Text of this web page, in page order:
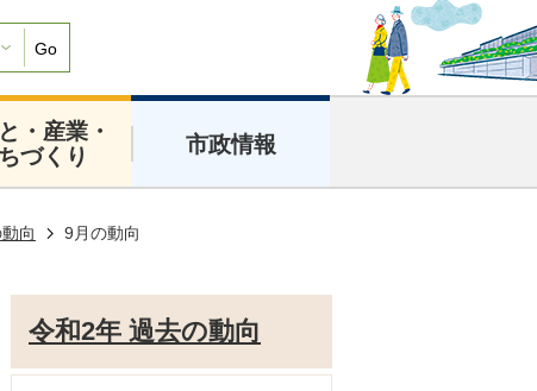
Go
・産業・
づくり
市政情報
向 9月の動向
令和2年 過去の動向